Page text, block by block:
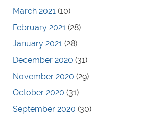
March 2021 (10)
February 2021 (28)
January 2021 (28)
December 2020 (31)
November 2020 (29)
October 2020 (31)
September 2020 (30)